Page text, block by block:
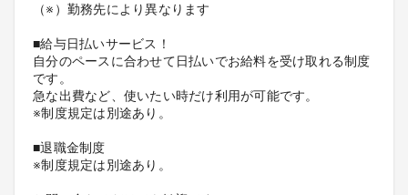
（※）勤務先により異なります
■給与日払いサービス！
自分のペースに合わせて日払いでお給料を受け取れる制度
です。
急な出費など、使いたい時だけ利用が可能です。
※制度規定は別途あり。
■退職金制度
※制度規定は別途あり。